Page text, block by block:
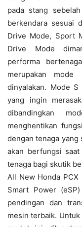
pada stang
berkendara sesuai
Drive Mode, Sport
Drive Mode
performa
merupakan
dinyalakan. Mode
yang ingin
dibandingkan
menghentikan
dengan tenaga yang
akan berfungsi
tenaga bagi skutik
All New Honda
Smart Power
pendingan dan
mesin terbaik.